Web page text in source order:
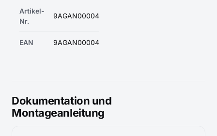
Artikel-
Nr.
9AGAN00004
EAN 9AGAN00004
Dokumentation und
Montageanleitung